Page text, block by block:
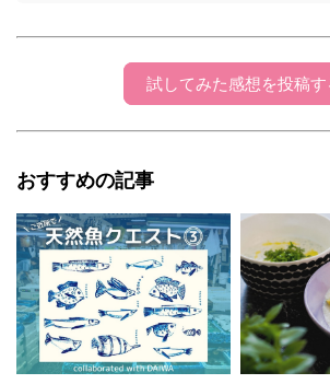
試してみた感想を投稿す
おすすめの記事